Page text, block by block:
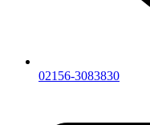
02156-3083830